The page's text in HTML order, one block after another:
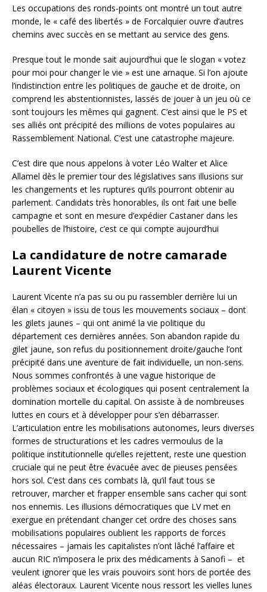
Les occupations des ronds-points ont montré un tout autre
monde, le « café des libertés » de Forcalquier ouvre d’autres
chemins avec succès en se mettant au service des gens.
Presque tout le monde sait aujourd’hui que le slogan « votez
pour moi pour changer le vie » est une arnaque. Si l’on ajoute
l’indistinction entre les politiques de gauche et de droite, on
comprend les abstentionnistes, lassés de jouer à un jeu où ce
sont toujours les mêmes qui gagnent. C’est ainsi que le PS et
ses alliés ont précipité des millions de votes populaires au
Rassemblement National. C’est une catastrophe majeure.
C’est dire que nous appelons à voter Léo Walter et Alice
Allamel dès le premier tour des législatives sans illusions sur
les changements et les ruptures qu’ils pourront obtenir au
parlement. Candidats très honorables, ils ont fait une belle
campagne et sont en mesure d’expédier Castaner dans les
poubelles de l’histoire, c’est ce qui compte aujourd’hui
La candidature de notre camarade
Laurent Vicente
Laurent Vicente n’a pas su ou pu rassembler derrière lui un
élan « citoyen » issu de tous les mouvements sociaux – dont
les gilets jaunes – qui ont animé la vie politique du
département ces dernières années. Son abandon rapide du
gilet jaune, son refus du positionnement droite/gauche l’ont
précipité dans une aventure de fait individuelle, un non-sens.
Nous sommes confrontés à une vague historique de
problèmes sociaux et écologiques qui posent centralement la
domination mortelle du capital. On assiste à de nombreuses
luttes en cours et à développer pour s’en débarrasser.
L’articulation entre les mobilisations autonomes, leurs diverses
formes de structurations et les cadres vermoulus de la
politique institutionnelle qu’elles rejettent, reste une question
cruciale qui ne peut être évacuée avec de pieuses pensées
hors sol. C’est dans ces combats là, qu’il faut tous se
retrouver, marcher et frapper ensemble sans cacher qui sont
nos ennemis. Les illusions démocratiques que LV met en
exergue en prétendant changer cet ordre des choses sans
mobilisations populaires oublient les rapports de forces
nécessaires – jamais les capitalistes n’ont lâché l’affaire et
aucun RIC n’imposera le prix des médicaments à Sanofi – et
veulent ignorer que les vrais pouvoirs sont hors de portée des
aléas électoraux. Laurent Vicente nous ressort les vielles lunes